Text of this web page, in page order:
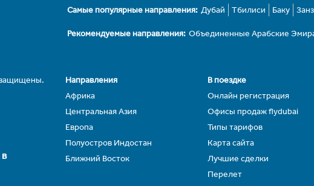
Самые популярные направления: Дубай Тбилиси Баку
Рекомендуемые направления: Объединенные Арабские
защищены.
Направления
Африка
Центральная Азия
Европа
Полуостров Индостан
Ближний Восток
В поездке
Онлайн регистрация
Офисы продаж flydubai
Типы тарифов
Карта сайта
Лучшие сделки
Перелет